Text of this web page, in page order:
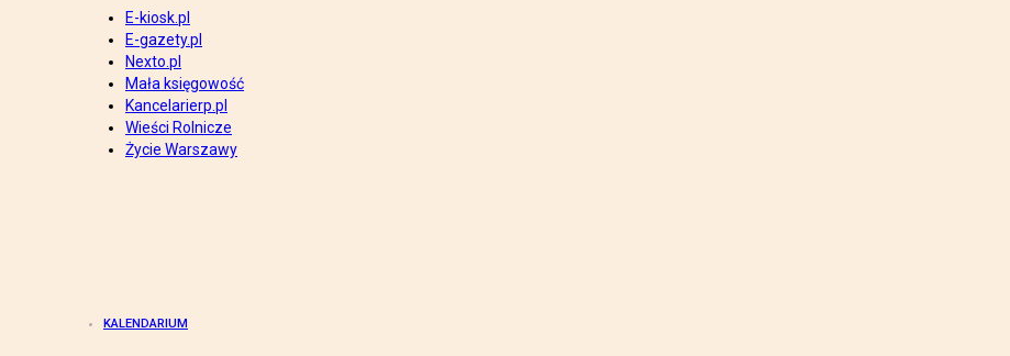
E-kiosk.pl
E-gazety.pl
Nexto.pl
Mała księgowość
Kancelarierp.pl
Wieści Rolnicze
Życie Warszawy
KALENDARIUM